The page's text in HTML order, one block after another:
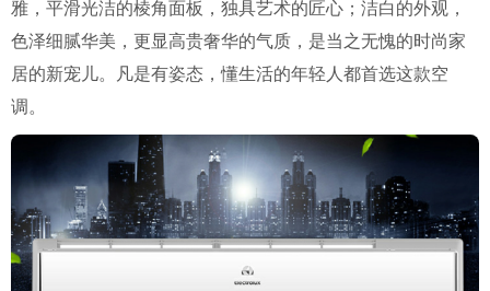
雅，平滑光洁的棱角面板，独具艺术的匠心；洁白的外观，
色泽细腻华美，更显高贵奢华的气质，是当之无愧的时尚家
居的新宠儿。凡是有姿态，懂生活的年轻人都首选这款空
调。